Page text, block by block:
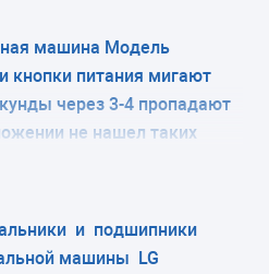
машина Модель
кнопки питания мигают
через 3-4 пропадают
не нашел таких
и как исправить?
и подшипники
машины LG